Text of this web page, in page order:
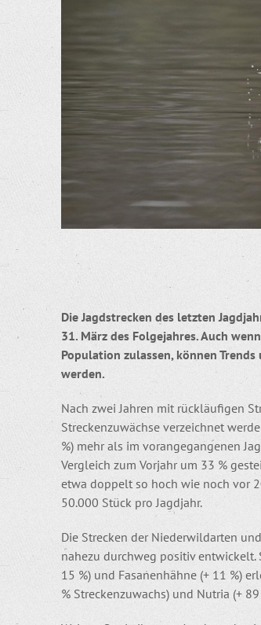
Die Jagdstrecken des letzten
31. März des Folgejahres. Auch
Population zulassen, können
werden.
Nach zwei Jahren mit rückläufigen
Streckenzuwächse verzeichnet
%) mehr als im vorangegangenen
Vergleich zum Vorjahr um 33 %
etwa doppelt so hoch wie noch vor
50.000 Stück pro Jagdjahr.
Die Strecken der Niederwildarten
nahezu durchweg positiv entwickelt.
15 %) und Fasanenhähne (+ 11 %)
% Streckenzuwachs) und Nutria (+